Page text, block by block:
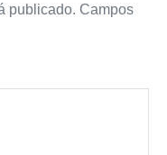
publicado. Campos